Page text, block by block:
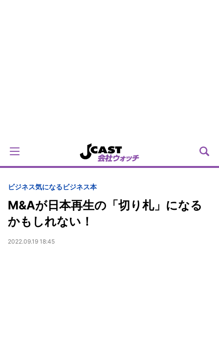
ビジネス気になるビジネス本
M&Aが日本再生の「切り札」になる
かもしれない！
2022.09.19 18:45